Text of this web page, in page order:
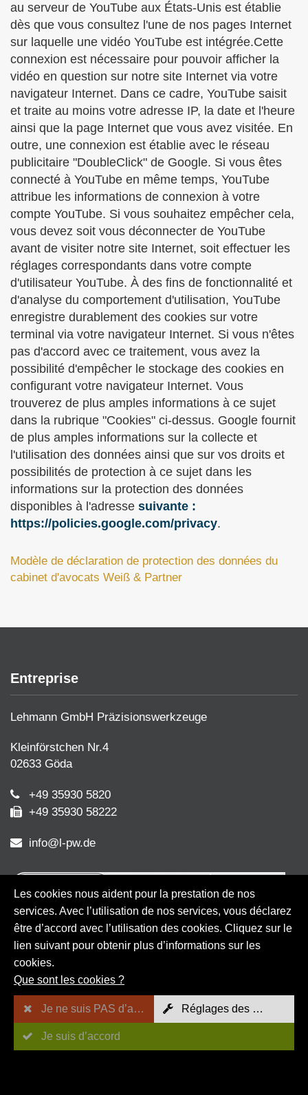
au serveur de YouTube aux États-Unis est établie
dès que vous consultez l'une de nos pages Internet
sur laquelle une vidéo YouTube est intégrée.Cette
connexion est nécessaire pour pouvoir afficher la
vidéo en question sur notre site Internet via votre
navigateur Internet. Dans ce cadre, YouTube saisit
et traite au moins votre adresse IP, la date et l'heure
ainsi que la page Internet que vous avez visitée. En
outre, une connexion est établie avec le réseau
publicitaire "DoubleClick" de Google. Si vous êtes
connecté à YouTube en même temps, YouTube
attribue les informations de connexion à votre
compte YouTube. Si vous souhaitez empêcher cela,
vous devez soit vous déconnecter de YouTube
avant de visiter notre site Internet, soit effectuer les
réglages correspondants dans votre compte
d'utilisateur YouTube. À des fins de fonctionnalité et
d'analyse du comportement d'utilisation, YouTube
enregistre durablement des cookies sur votre
terminal via votre navigateur Internet. Si vous n'êtes
pas d'accord avec ce traitement, vous avez la
possibilité d'empêcher le stockage des cookies en
configurant votre navigateur Internet. Vous
trouverez de plus amples informations à ce sujet
dans la rubrique "Cookies" ci-dessus. Google fournit
de plus amples informations sur la collecte et
l'utilisation des données ainsi que sur vos droits et
possibilités de protection à ce sujet dans les
informations sur la protection des données
disponibles à l'adresse suivante :
https://policies.google.com/privacy.
Modèle de déclaration de protection des données du
cabinet d'avocats Weiß & Partner
Entreprise
Lehmann GmbH Präzisionswerkzeuge
Kleinförstchen Nr.4
02633 Göda
+49 35930 5820
+49 35930 58222
info@l-pw.de
Offres spéciales
Références
Foires et expositions
Les cookies nous aident pour la prestation de nos
services. Avec l’utilisation de nos services, vous déclarez
être d’accord avec l’utilisation des cookies. Cliquez sur le
lien suivant pour obtenir plus d’informations sur les
cookies.
Que sont les cookies ?
Je ne suis PAS d’accord Réglages des cookies
Je suis d’accord